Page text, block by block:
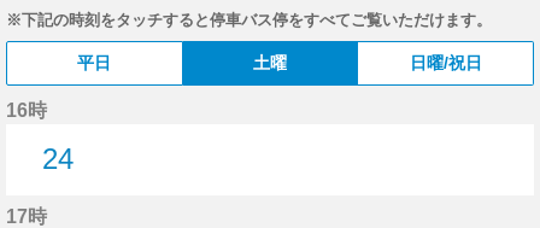
※下記の時刻をタッチすると停車バス停をすべてご覧いただけます。
平日 土曜 日曜/祝日
16時
24
17時